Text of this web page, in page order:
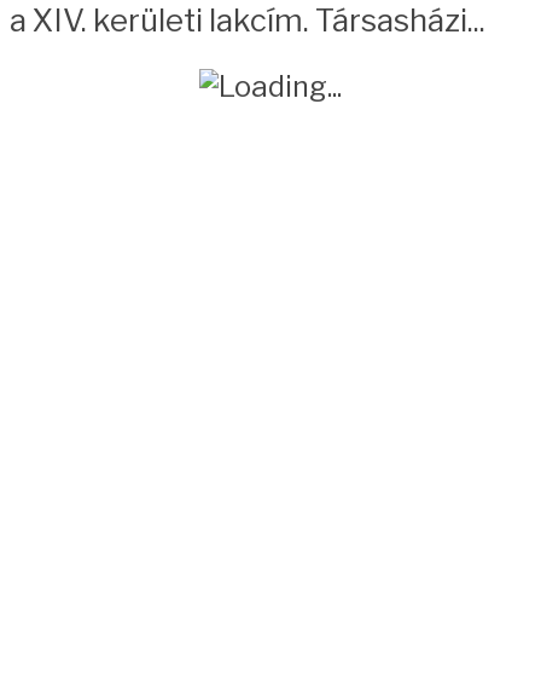
a XIV. kerületi lakcím. Társasházi...